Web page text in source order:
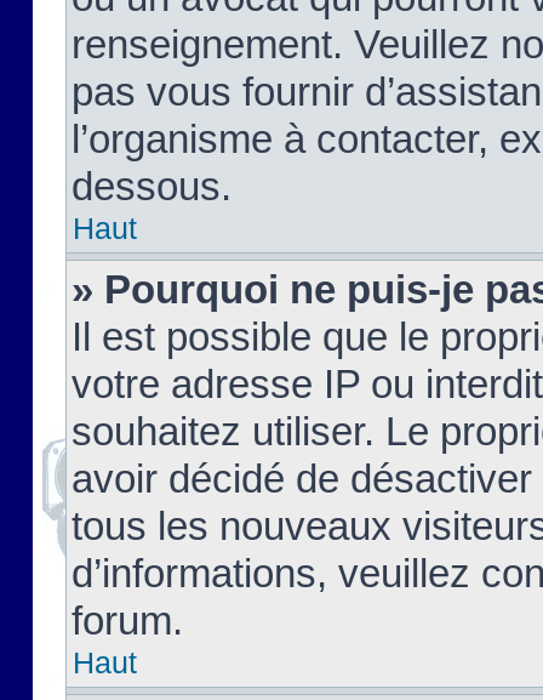
renseignement. Veuillez
pas vous fournir
l’organisme à contacter,
dessous.
Haut
» Pourquoi ne puis-je
Il est possible que le
votre adresse IP ou
souhaitez utiliser. Le
avoir décidé de
tous les nouveaux
d’informations, veuillez
forum.
Haut